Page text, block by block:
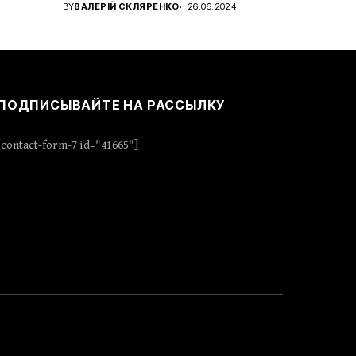
BYВАЛЕРІЙ СКЛЯРЕНКО 26.06.2024
НА РАССЫЛКУ
[contact-form-7 id="41665"]